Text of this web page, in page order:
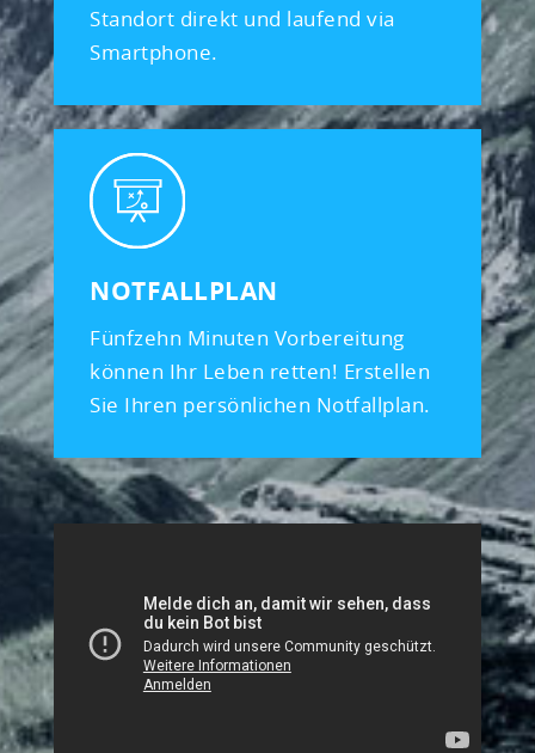
Standort direkt und laufend via
Smartphone.
NOTFALLPLAN
Fünfzehn Minuten Vorbereitung
können Ihr Leben retten! Erstellen
Sie Ihren persönlichen Notfallplan.